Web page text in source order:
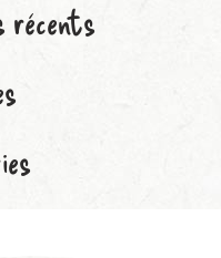
récents